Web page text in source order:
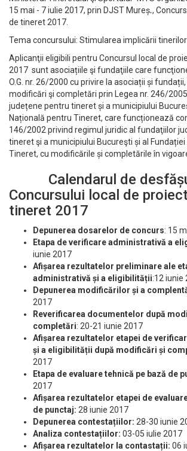
15 mai - 7 iulie 2017, prin DJST Mureș.,
de tineret 2017.
Tema concursului: Stimularea implicării
Aplicanţii eligibili pentru Concursul local de
2017 sunt asociațiile şi fundaţiile care
O.G. nr. 26/2000 cu privire la asociații și
modificări şi completări prin Legea nr. 246/
județene pentru tineret și a municipiului
Națională pentru Tineret, care funcționează
146/2002 privind regimul juridic al fundaţiilor
tineret şi a municipiului Bucureşti și al
Tineret, cu modificările și completările în
Calendarul de
Concursului local de
tineret 2017
Depunerea dosarelor de concurs: 15
Etapa de verificare administrativă a
iunie 2017
Afișarea rezultatelor preliminare ale
administrativă și a eligibilității:12 iunie
Depunerea modificărilor și a
2017
Reverificarea documentelor după
completări: 20-21 iunie 2017
Afișarea rezultatelor etapei de
și a eligibilității după modificări și
2017
Etapa de evaluare tehnică pe bază de
2017
Afișarea rezultatelor etapei de
de punctaj: 28 iunie 2017
Depunerea contestațiilor: 28-30 iunie
Analiza contestațiilor: 03-05 iulie 2017
Afișarea rezultatelor la contastații: 06